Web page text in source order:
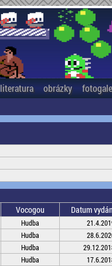
literatura obrázky
Vocogou Datum
Hudba
Hudba
Hudba
Hudba